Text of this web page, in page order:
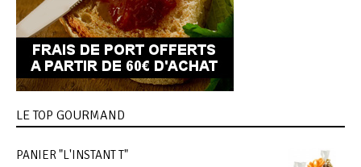
LE TOP GOURMAND
PANIER "L'INSTANT T"